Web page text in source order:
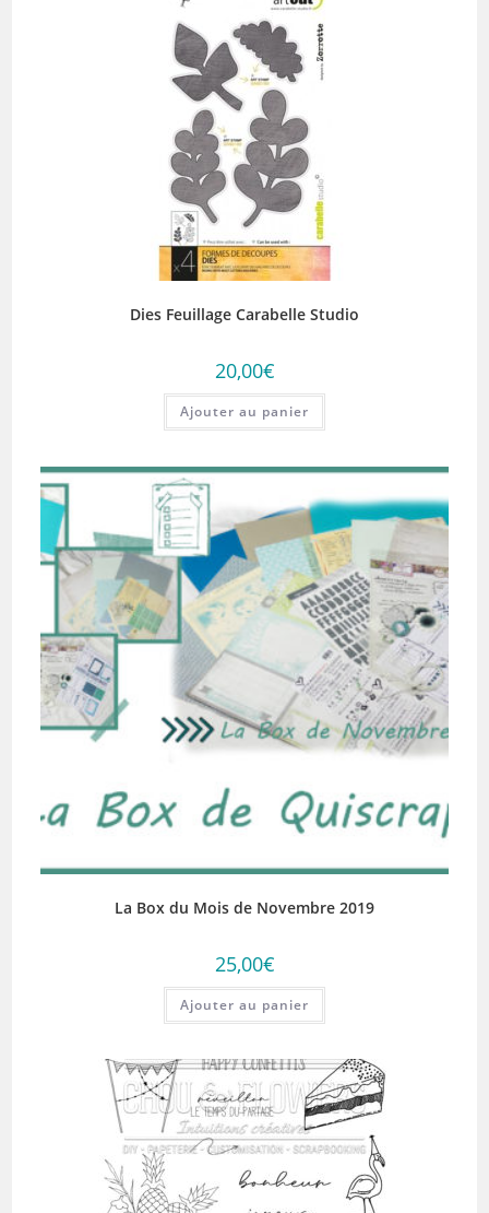
Dies Feuillage Carabelle Studio
20,00€
Ajouter au panier
La Box du Mois de Novembre 2019
25,00€
Ajouter au panier